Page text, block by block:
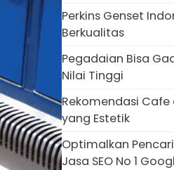
Perkins Genset
Berkualitas
Pegadaian Bisa
Nilai Tinggi
Rekomendasi
yang Estetik
Optimalkan
Jasa SEO No 1